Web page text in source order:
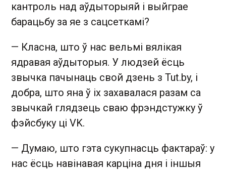
кантроль над аўдыторыяй і выйграе
барацьбу за яе з сацсеткамі?
— Класна, што ў нас вельмі вялікая
ядравая аўдыторыя. У людзей ёсць
звычка пачынаць свой дзень з Tut.by, і
добра, што яна ў іх захавалася разам са
звычкай глядзець сваю фрэндстужку ў
фэйсбуку ці VK.
— Думаю, што гэта сукупнасць фактараў: у
нас ёсць навінавая карціна дня і іншыя